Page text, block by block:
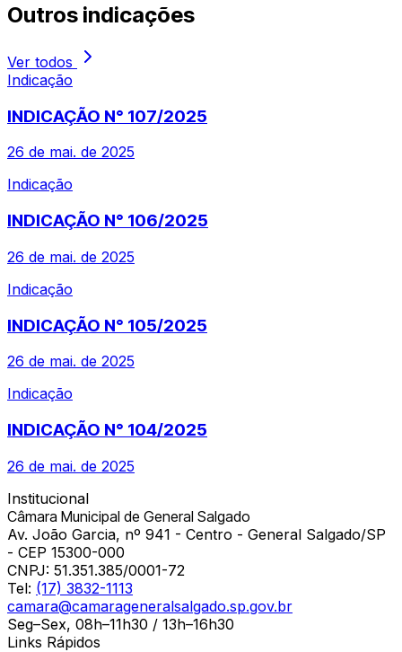
Outros indicações
Ver todos
Indicação
INDICAÇÃO N° 107/2025
26 de mai. de 2025
Indicação
INDICAÇÃO N° 106/2025
26 de mai. de 2025
Indicação
INDICAÇÃO N° 105/2025
26 de mai. de 2025
Indicação
INDICAÇÃO N° 104/2025
26 de mai. de 2025
Institucional
Câmara Municipal de General Salgado
Av. João Garcia, nº 941 - Centro - General Salgado/SP
- CEP 15300-000
CNPJ: 51.351.385/0001-72
Tel: (17) 3832-1113
camara@camarageneralsalgado.sp.gov.br
Seg–Sex, 08h–11h30 / 13h–16h30
Links Rápidos